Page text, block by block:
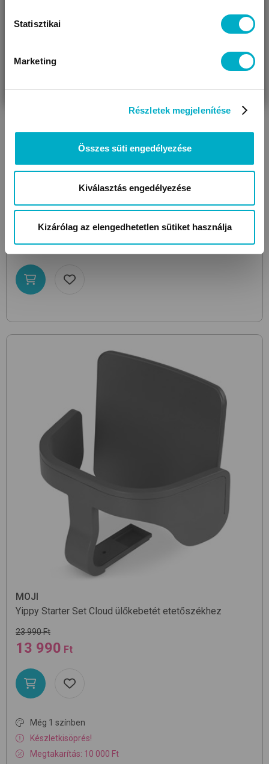
Statisztikai
Marketing
Részletek megjelenítése
Összes süti engedélyezése
Kiválasztás engedélyezése
Kizárólag az elengedhetetlen sütiket használja
STOKKE
19 990 Ft
MOJI
Yippy Starter Set Cloud ülőkebetét etetőszékhez
23 990 Ft
13 990 Ft
Még 1 színben
Készletkisöprés!
Megtakarítás: 10 000 Ft
VÁRANDÓS
AJÁNDÉKOT